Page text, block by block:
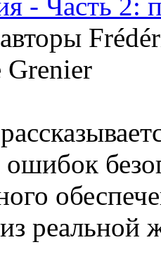
Grenier
реальной